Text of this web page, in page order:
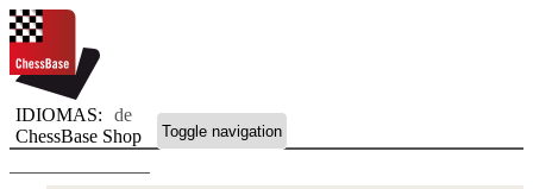
IDIOMAS:
de
ChessBase Shop
Toggle navigation